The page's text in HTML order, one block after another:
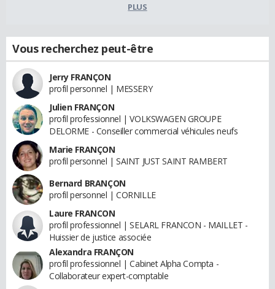
PLUS
Vous recherchez peut-être
Jerry FRANÇON
profil personnel | MESSERY
Julien FRANÇON
profil professionnel | VOLKSWAGEN GROUPE
DELORME - Conseiller commercial véhicules neufs
Marie FRANÇON
profil personnel | SAINT JUST SAINT RAMBERT
Bernard BRANÇON
profil personnel | CORNILLE
Laure FRANCON
profil professionnel | SELARL FRANCON - MAILLET -
Huissier de justice associée
Alexandra FRANÇON
profil professionnel | Cabinet Alpha Compta -
Collaborateur expert-comptable